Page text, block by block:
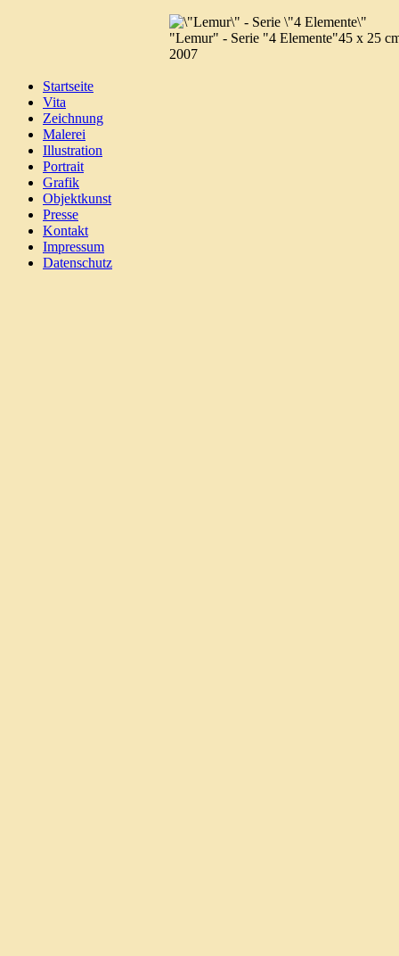
"Lemur" - Serie "4 Elemente"45 x 25
2007
Startseite
Vita
Zeichnung
Malerei
Illustration
Portrait
Grafik
Objektkunst
Presse
Kontakt
Impressum
Datenschutz